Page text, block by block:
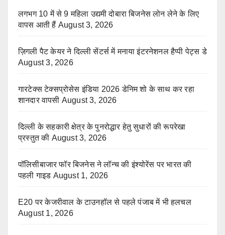
लगभग 10 में से 9 महिला उद्यमी दोबारा बिजनेस लोन लेने के लिए
वापस आती हैं August 3, 2026
ज़िगली पैट केयर ने दिल्ली सेंटर्स में मनाया इंटरनेशनल हैप्पी पेट्स डे
August 3, 2026
गारटेक्स टेक्सप्रोसेस इंडिया 2026 डेनिम शो के साथ कर रहा
शानदार वापसी August 3, 2026
दिल्ली के सहकारी क्षेत्र के पुनरोद्धार हेतु सुधारों की रूपरेखा
प्रस्तुत की August 3, 2026
पॉलिसीबाजार फॉर बिजनेस ने लॉन्च की इंश्योरेंस पर भारत की
पहली गाइड August 1, 2026
E20 पर केजरीवाल के टाउनहॉल से पहले पंजाब में भी हलचल
August 1, 2026